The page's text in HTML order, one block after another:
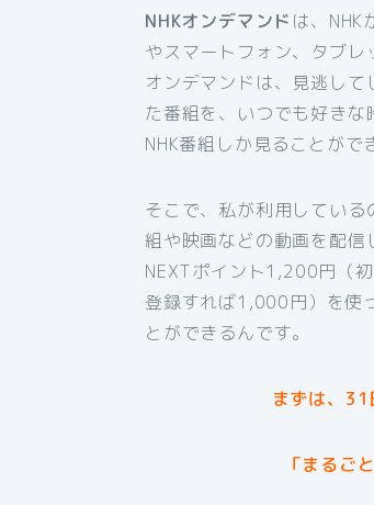
NHKオンデマンド は、
やスマートフォン、タブ
オンデマンドは、見逃し
た番組を、いつでも好きな
NHK番組しか見ることがで
そこで、私が利用している
組や映画などの動画を配
NEXTポイント1,200円（
登録すれば1,000円）を使
とができるんです。
まずは、31
「まるご